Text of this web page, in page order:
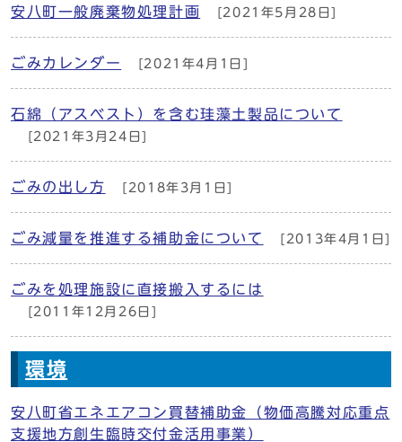
安八町一般廃棄物処理計画 [2021年5月28日]
ごみカレンダー [2021年4月1日]
石綿（アスベスト）を含む珪藻土製品について
[2021年3月24日]
ごみの出し方 [2018年3月1日]
ごみ減量を推進する補助金について [2013年4月1日]
ごみを処理施設に直接搬入するには
[2011年12月26日]
環境
安八町省エネエアコン買替補助金（物価高騰対応重点
支援地方創生臨時交付金活用事業）